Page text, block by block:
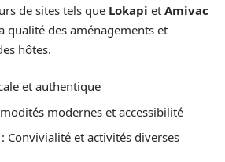
de sites tels que Lokapi et Amivac
qualité des aménagements et
hôtes.
et authentique
modernes et accessibilité
Convivialité et activités diverses